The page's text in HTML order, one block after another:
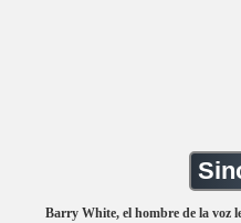
Barry White, el hombre de la voz